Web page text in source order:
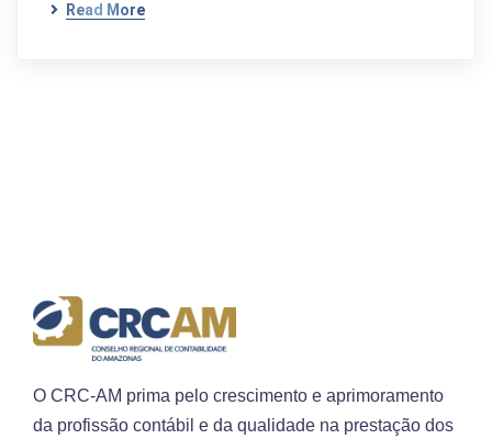
Read More
O CRC-AM prima pelo crescimento e aprimoramento
da profissão contábil e da qualidade na prestação dos